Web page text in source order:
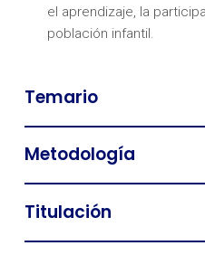
el aprendizaje, la
población infantil.
Temario
Metodología
Titulación